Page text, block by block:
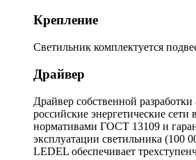
Крепление
Светильник комплектуется
Драйвер
Драйвер собственной
российские энергетические сети
нормативами ГОСТ 13109 и
эксплуатации светильника (100
LEDEL обеспечивает